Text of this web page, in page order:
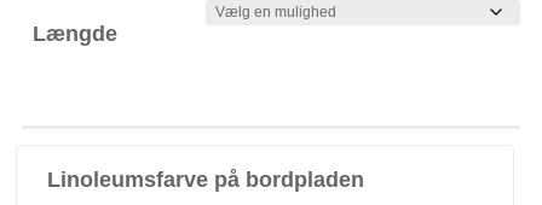
Længde
Linoleumsfarve på bordpladen